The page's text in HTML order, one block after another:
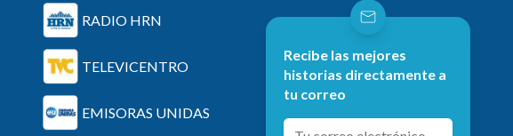
RADIO HRN
TELEVICENTRO
EMISORAS UNIDAS
Recibe las mejores
historias directamente a
tu correo